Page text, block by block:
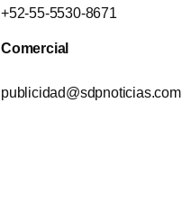
+52-55-5530-8671
Comercial
publicidad@sdpnoticias.com